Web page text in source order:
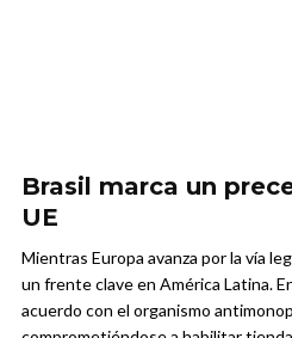
Brasil marca un
UE
Mientras Europa avanza por la vía
un frente clave en América Latina.
acuerdo con el organismo